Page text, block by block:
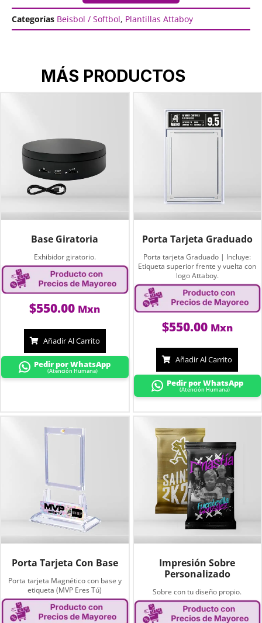
Categorías Beisbol / Softbol, Plantillas Attaboy
MÁS PRODUCTOS
Base Giratoria
Exhibidor giratorio.
$550.00 Mxn
Añadir Al Carrito
Pedir por WhatsApp
(Atención Humana)
Porta Tarjeta Graduado
Porta tarjeta Graduado | Incluye:
Etiqueta superior frente y vuelta con
logo Attaboy.
$550.00 Mxn
Añadir Al Carrito
Pedir por WhatsApp
(Atención Humana)
Porta Tarjeta Con Base
Porta tarjeta Magnético con base y
etiqueta (MVP Eres Tú)
Impresión Sobre
Personalizado
Sobre con tu diseño propio.